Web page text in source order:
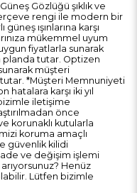
Gözlüğü şıklık ve
rengi ile modern bir
ışınlarına karşı
mükemmel uyum
fiyatlarla sunarak
tutar. Optizen
müşteri
*Müşteri Memnuniyeti
karşı iki yıl
iletişime
önce
korunaklı kutularla
koruma amaçlı
güvenlik kilidi
ve değişim işlemi
Henüz
Lütfen bizimle